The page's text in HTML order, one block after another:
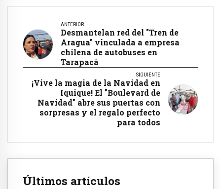
ANTERIOR
Desmantelan red del "Tren de
Aragua" vinculada a empresa
chilena de autobuses en
Tarapacá
SIGUIENTE
¡Vive la magia de la Navidad en
Iquique! El "Boulevard de
Navidad" abre sus puertas con
sorpresas y el regalo perfecto
para todos
Últimos artículos